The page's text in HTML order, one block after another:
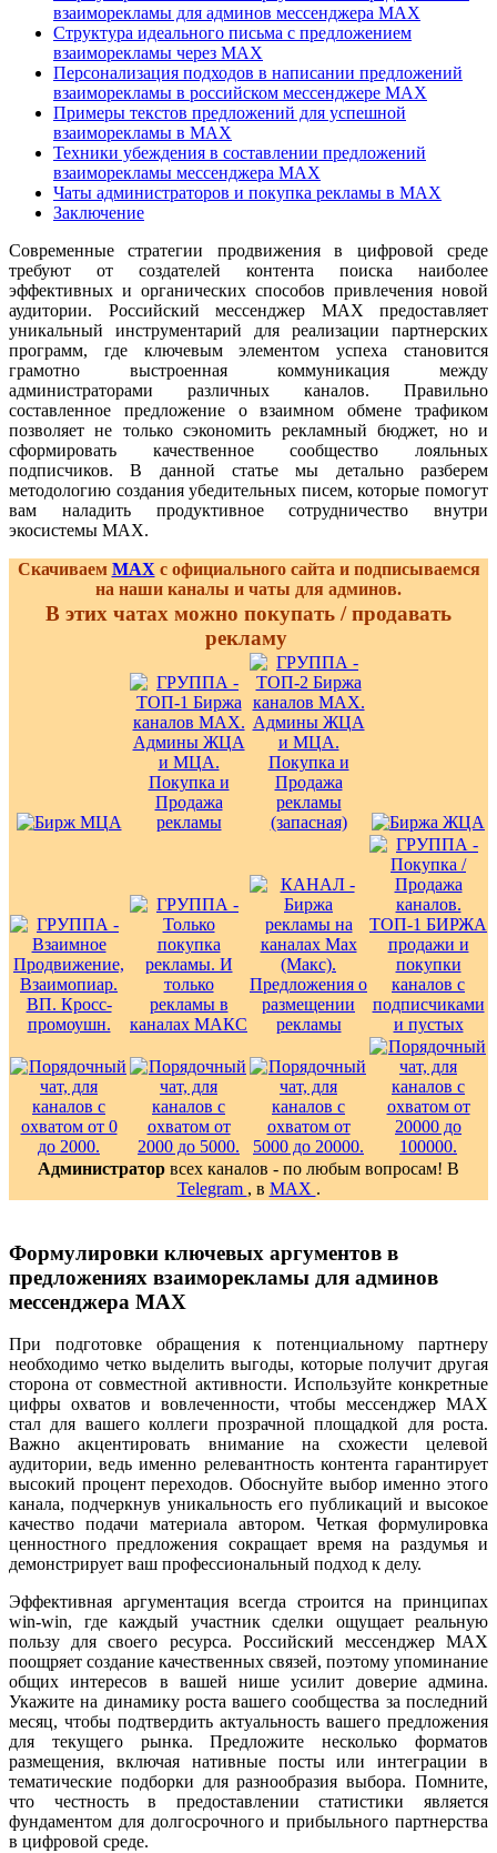
взаиморекламы для админов мессенджера MAX
Структура идеального письма с предложением
взаиморекламы через MAX
Персонализация подходов в написании предложений
взаиморекламы в российском мессенджере MAX
Примеры текстов предложений для успешной
взаиморекламы в MAX
Техники убеждения в составлении предложений
взаиморекламы мессенджера MAX
Чаты администраторов и покупка рекламы в MAX
Заключение
Современные стратегии продвижения в цифровой среде
требуют от создателей контента поиска наиболее
эффективных и органических способов привлечения новой
аудитории. Российский мессенджер MAX предоставляет
уникальный инструментарий для реализации партнерских
программ, где ключевым элементом успеха становится
грамотно выстроенная коммуникация между
администраторами различных каналов. Правильно
составленное предложение о взаимном обмене трафиком
позволяет не только сэкономить рекламный бюджет, но и
сформировать качественное сообщество лояльных
подписчиков. В данной статье мы детально разберем
методологию создания убедительных писем, которые помогут
вам наладить продуктивное сотрудничество внутри
экосистемы MAX.
Скачиваем MAX с официального сайта и подписываемся
на наши каналы и чаты для админов.
В этих чатах можно покупать / продавать
рекламу
Администратор всех каналов - по любым вопросам! В
Telegram , в MAX .
Формулировки ключевых аргументов в
предложениях взаиморекламы для админов
мессенджера MAX
При подготовке обращения к потенциальному партнеру
необходимо четко выделить выгоды, которые получит другая
сторона от совместной активности. Используйте конкретные
цифры охватов и вовлеченности, чтобы мессенджер MAX
стал для вашего коллеги прозрачной площадкой для роста.
Важно акцентировать внимание на схожести целевой
аудитории, ведь именно релевантность контента гарантирует
высокий процент переходов. Обоснуйте выбор именно этого
канала, подчеркнув уникальность его публикаций и высокое
качество подачи материала автором. Четкая формулировка
ценностного предложения сокращает время на раздумья и
демонстрирует ваш профессиональный подход к делу.
Эффективная аргументация всегда строится на принципах
win-win, где каждый участник сделки ощущает реальную
пользу для своего ресурса. Российский мессенджер MAX
поощряет создание качественных связей, поэтому упоминание
общих интересов в вашей нише усилит доверие админа.
Укажите на динамику роста вашего сообщества за последний
месяц, чтобы подтвердить актуальность вашего предложения
для текущего рынка. Предложите несколько форматов
размещения, включая нативные посты или интеграции в
тематические подборки для разнообразия выбора. Помните,
что честность в предоставлении статистики является
фундаментом для долгосрочного и прибыльного партнерства
в цифровой среде.